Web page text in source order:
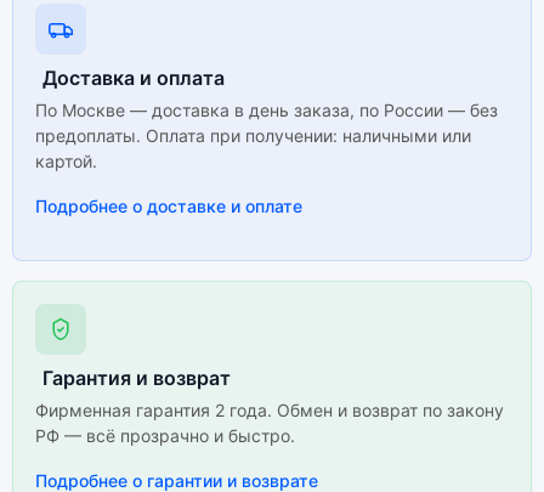
Доставка и оплата
По Москве — доставка в день заказа, по России — без
предоплаты. Оплата при получении: наличными или
картой.
Подробнее о доставке и оплате
Гарантия и возврат
Фирменная гарантия 2 года. Обмен и возврат по закону
РФ — всё прозрачно и быстро.
Подробнее о гарантии и возврате